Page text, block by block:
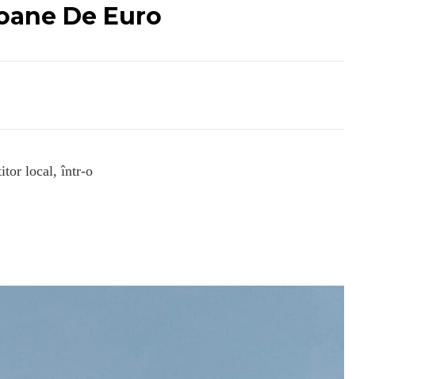
De Euro
local, într-o